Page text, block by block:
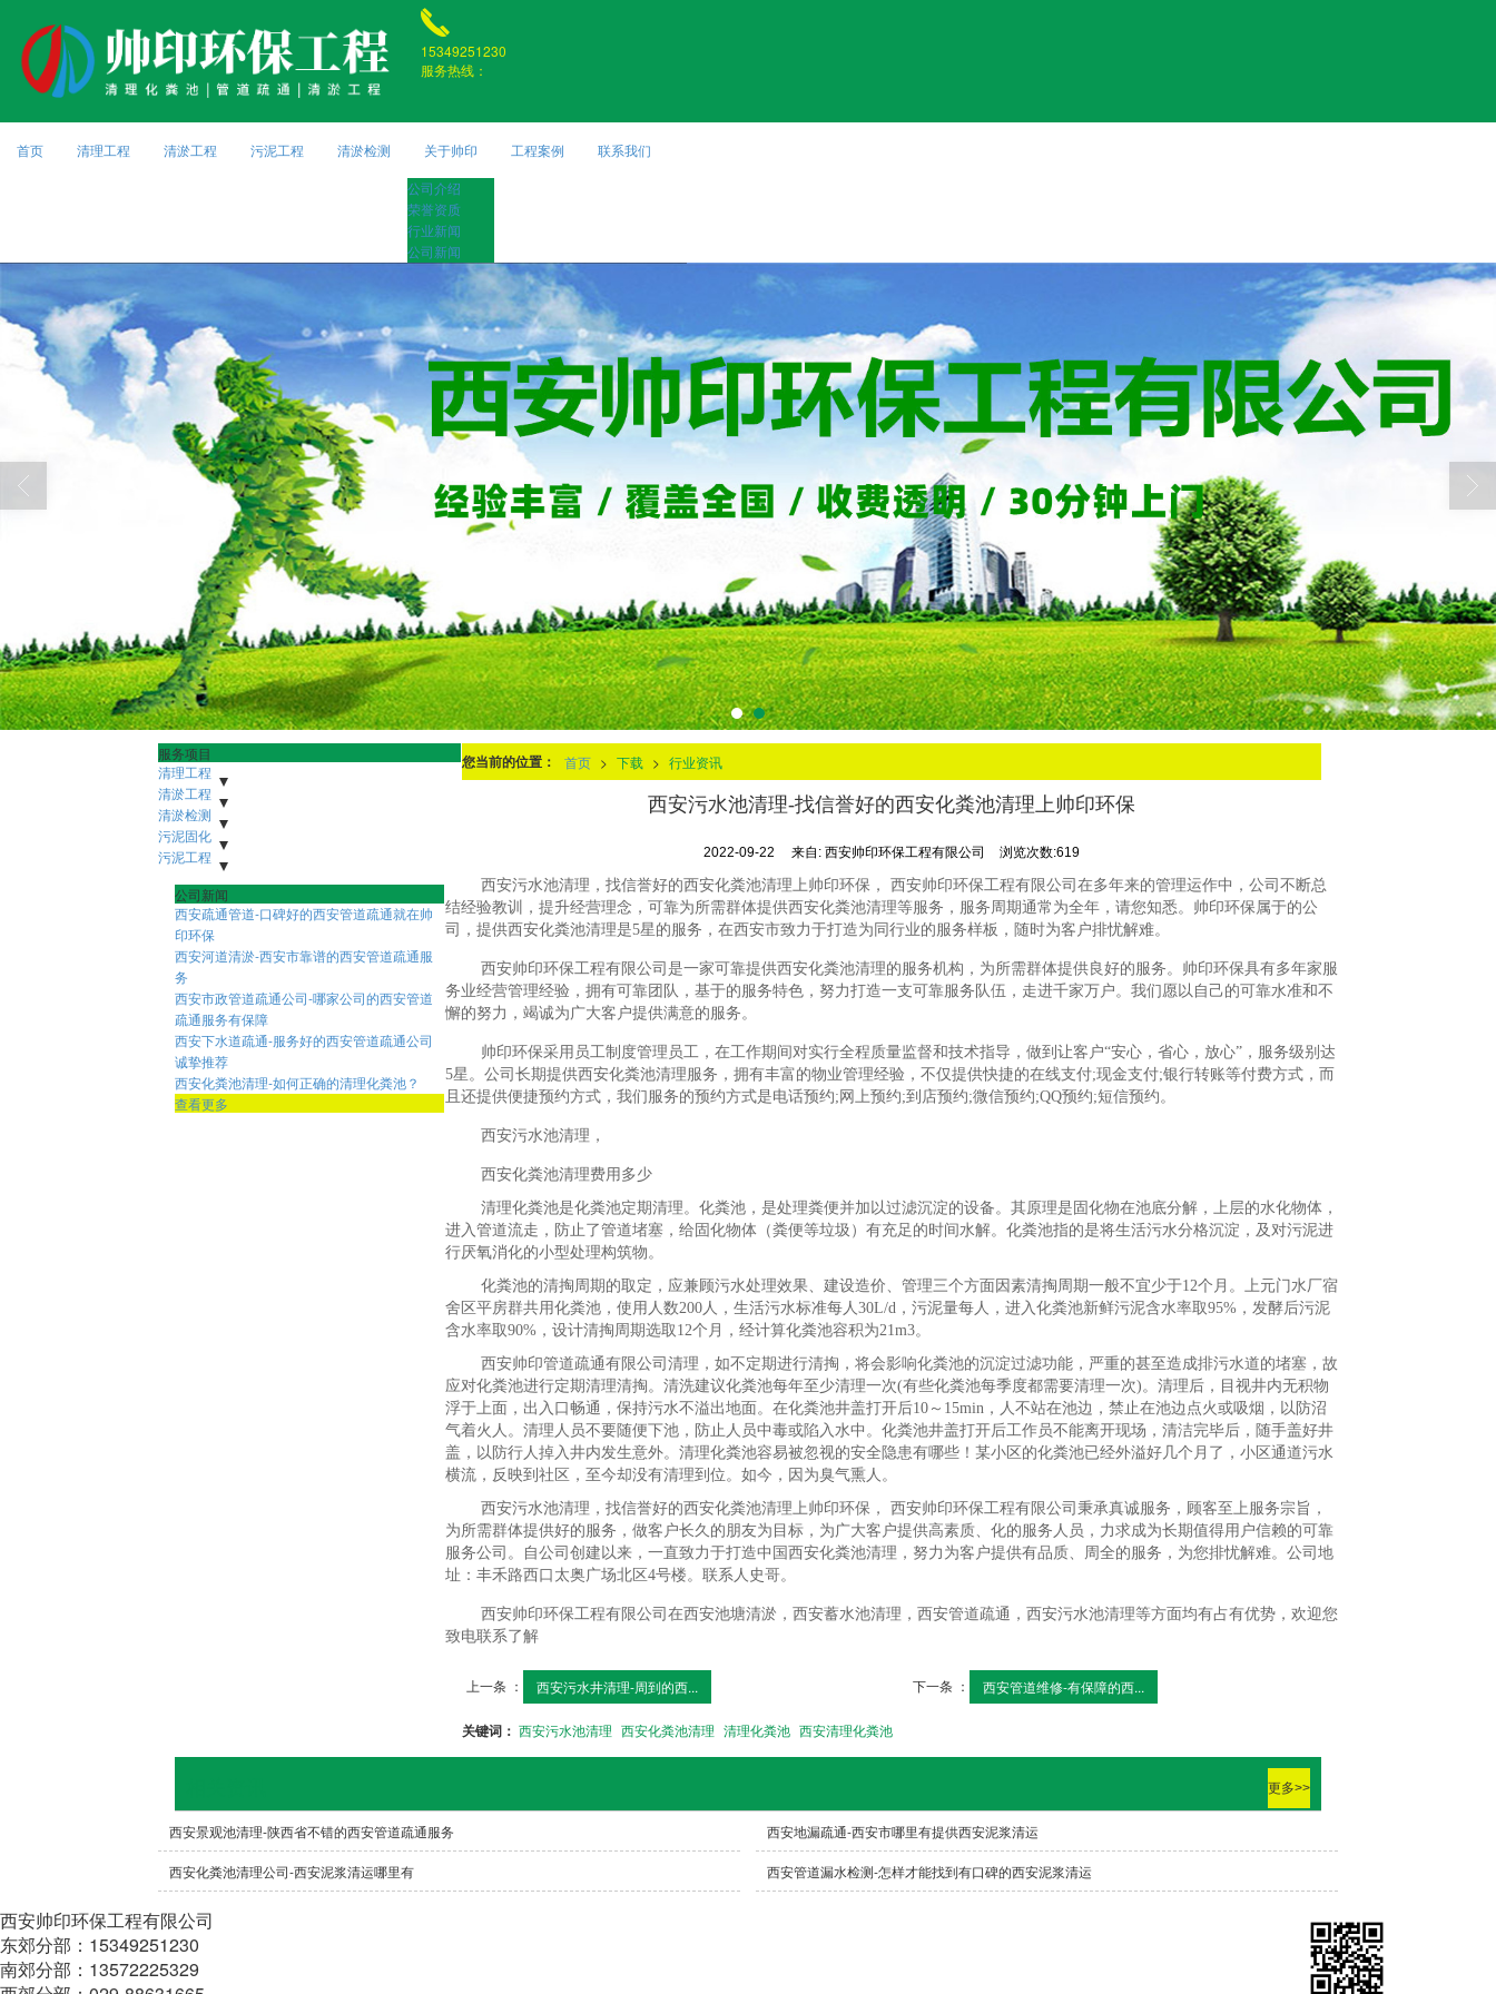
15349251230
服务热线：
首页 清理工程 清淤工程 污泥工程 清淤检测
关于帅印
公司介绍
荣誉资质
行业新闻
公司新闻
工程案例 联系我们
您当前的位置： 首页 > 下载 > 行业资讯
西安污水池清理-找信誉好的西安化粪池清理上帅印环保
2022-09-22 来自: 西安帅印环保工程有限公司 浏览次数:619
西安污水池清理，找信誉好的西安化粪池清理上帅印环保， 西安帅印环保工程有限公司在多年来的管理运作中，公司不断总
结经验教训，提升经营理念，可靠为所需群体提供西安化粪池清理等服务，服务周期通常为全年，请您知悉。帅印环保属于的公
司，提供西安化粪池清理是5星的服务，在西安市致力于打造为同行业的服务样板，随时为客户排忧解难。
西安帅印环保工程有限公司是一家可靠提供西安化粪池清理的服务机构，为所需群体提供良好的服务。帅印环保具有多年家服
务业经营管理经验，拥有可靠团队，基于的服务特色，努力打造一支可靠服务队伍，走进千家万户。我们愿以自己的可靠水准和不
懈的努力，竭诚为广大客户提供满意的服务。
帅印环保采用员工制度管理员工，在工作期间对实行全程质量监督和技术指导，做到让客户“安心，省心，放心”，服务级别达
5星。公司长期提供西安化粪池清理服务，拥有丰富的物业管理经验，不仅提供快捷的在线支付;现金支付;银行转账等付费方式，而
且还提供便捷预约方式，我们服务的预约方式是电话预约;网上预约;到店预约;微信预约;QQ预约;短信预约。
西安污水池清理，
西安化粪池清理费用多少
清理化粪池是化粪池定期清理。化粪池，是处理粪便并加以过滤沉淀的设备。其原理是固化物在池底分解，上层的水化物体，
进入管道流走，防止了管道堵塞，给固化物体（粪便等垃圾）有充足的时间水解。化粪池指的是将生活污水分格沉淀，及对污泥进
行厌氧消化的小型处理构筑物。
化粪池的清掏周期的取定，应兼顾污水处理效果、建设造价、管理三个方面因素清掏周期一般不宜少于12个月。上元门水厂宿
舍区平房群共用化粪池，使用人数200人，生活污水标准每人30L/d，污泥量每人，进入化粪池新鲜污泥含水率取95%，发酵后污泥
含水率取90%，设计清掏周期选取12个月，经计算化粪池容积为21m3。
西安帅印管道疏通有限公司清理，如不定期进行清掏，将会影响化粪池的沉淀过滤功能，严重的甚至造成排污水道的堵塞，故
应对化粪池进行定期清理清掏。清洗建议化粪池每年至少清理一次(有些化粪池每季度都需要清理一次)。清理后，目视井内无积物
浮于上面，出入口畅通，保持污水不溢出地面。在化粪池井盖打开后10～15min，人不站在池边，禁止在池边点火或吸烟，以防沼
气着火人。清理人员不要随便下池，防止人员中毒或陷入水中。化粪池井盖打开后工作员不能离开现场，清洁完毕后，随手盖好井
盖，以防行人掉入井内发生意外。清理化粪池容易被忽视的安全隐患有哪些！某小区的化粪池已经外溢好几个月了，小区通道污水
横流，反映到社区，至今却没有清理到位。如今，因为臭气熏人。
西安污水池清理，找信誉好的西安化粪池清理上帅印环保， 西安帅印环保工程有限公司秉承真诚服务，顾客至上服务宗旨，
为所需群体提供好的服务，做客户长久的朋友为目标，为广大客户提供高素质、化的服务人员，力求成为长期值得用户信赖的可靠
服务公司。自公司创建以来，一直致力于打造中国西安化粪池清理，努力为客户提供有品质、周全的服务，为您排忧解难。公司地
址：丰禾路西口太奥广场北区4号楼。联系人史哥。
西安帅印环保工程有限公司在西安池塘清淤，西安蓄水池清理，西安管道疏通，西安污水池清理等方面均有占有优势，欢迎您
致电联系了解
上一条 ： 西安污水井清理-周到的西... 下一条 ： 西安管道维修-有保障的西...
关键词： 西安污水池清理 西安化粪池清理 清理化粪池 西安清理化粪池
服务项目
清理工程
污水池清理
隔油地清理
清淤工程
河道清淤
雨水清淤
市政管道疏通清淤
隧道管道疏通清淤
清淤检测
市政潜水打捞
污泥固化
非开挖修复紫外线光固化
污水池压榨固化
污泥压榨脱水
污泥工程
污泥固华压榨
打桩淤泥压榨
公司新闻
西安疏通管道-口碑好的西安管道疏通就在帅
印环保
西安河道清淤-西安市靠谱的西安管道疏通服
务
西安市政管道疏通公司-哪家公司的西安管道
疏通服务有保障
西安下水道疏通-服务好的西安管道疏通公司
诚挚推荐
西安化粪池清理-如何正确的清理化粪池？
查看更多
更多>>
西安景观池清理-陕西省不错的西安管道疏通服务 西安地漏疏通-西安市哪里有提供西安泥浆清运
西安化粪池清理公司-西安泥浆清运哪里有 西安管道漏水检测-怎样才能找到有口碑的西安泥浆清运
西安帅印环保工程有限公司
东郊分部：15349251230
南郊分部：13572225329